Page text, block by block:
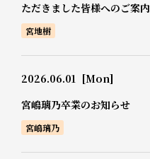
ただきました皆様へのご案内
宮地樹
2026.06.01 [Mon]
宮嶋璃乃卒業のお知らせ
宮嶋璃乃